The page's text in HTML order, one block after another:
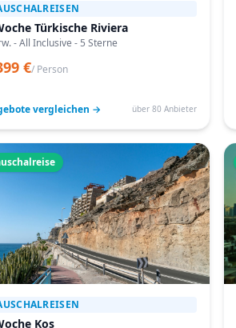
Türkische Riviera
- All Inclusive - 5 Sterne
€/ Person
vergleichen → über 80 Anbieter
Kos